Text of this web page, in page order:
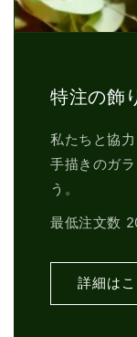
特注の飾
私たちと協
手描きのガ
う。
最低注文数
詳細は